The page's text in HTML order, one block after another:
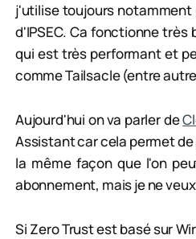
j'utilise toujours
d'IPSEC. Ca fonctionne
qui est très performant et
comme Tailsacle (entre
Aujourd'hui on va parler de
Assistant car cela permet
la même façon que l'on
abonnement, mais je ne
Si Zero Trust est basé sur